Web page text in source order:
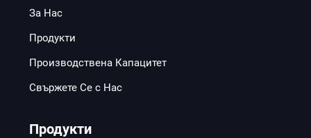
За Нас
Продукти
Производствена Капацитет
Свържете Се с Нас
Продукти